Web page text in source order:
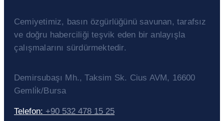
Cemiyetimiz, basın özgürlüğünü savunan, tarafsız
ve doğru haberciliği teşvik eden bir anlayışla
çalışmalarını sürdürmektedir.
Demirsubaşı Mh., Taksim Sk. Cius AVM, 16600
Gemli̇k/Bursa
Telefon: +90 532 478 15 25